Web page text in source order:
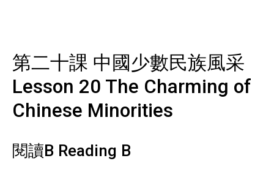
第二十課 中國少數民族風采
Lesson 20 The Charming of
Chinese Minorities
閱讀B Reading B